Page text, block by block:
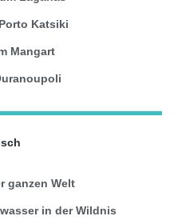
Katsiki
Mangart
ganzen Welt
in der Wildnis